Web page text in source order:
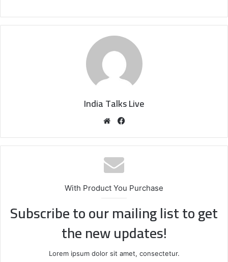
India Talks Live
We
te
bo
With Product You Purchase
Subscribe to our mailing list to get
the new updates!
Lorem ipsum dolor sit amet, consectetur.